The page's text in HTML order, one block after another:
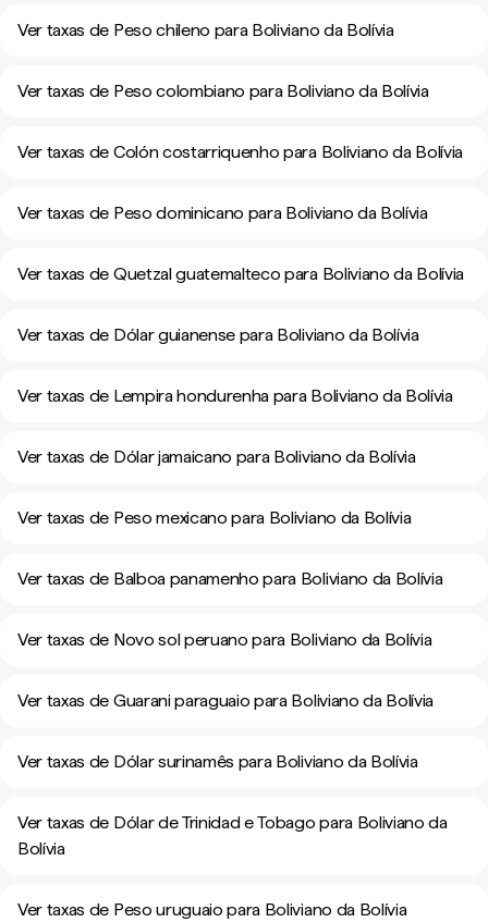
Ver taxas de Peso chileno para Boliviano da Bolívia
Ver taxas de Peso colombiano para Boliviano da Bolívia
Ver taxas de Colón costarriquenho para Boliviano da Bolívia
Ver taxas de Peso dominicano para Boliviano da Bolívia
Ver taxas de Quetzal guatemalteco para Boliviano da Bolívia
Ver taxas de Dólar guianense para Boliviano da Bolívia
Ver taxas de Lempira hondurenha para Boliviano da Bolívia
Ver taxas de Dólar jamaicano para Boliviano da Bolívia
Ver taxas de Peso mexicano para Boliviano da Bolívia
Ver taxas de Balboa panamenho para Boliviano da Bolívia
Ver taxas de Novo sol peruano para Boliviano da Bolívia
Ver taxas de Guarani paraguaio para Boliviano da Bolívia
Ver taxas de Dólar surinamês para Boliviano da Bolívia
Ver taxas de Dólar de Trinidad e Tobago para Boliviano da
Bolívia
Ver taxas de Peso uruguaio para Boliviano da Bolívia